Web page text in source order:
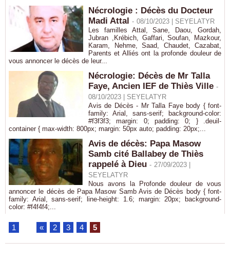
Nécrologie : Décès du Docteur
Madi Attal - 08/10/2023 | SEYELATYR
Les familles Attal, Sane, Daou, Gordah,
Jubran ,Krébich, Gaffari, Soufan, Mazkour,
Karam, Nehme, Saad, Chaudet, Cazabat,
Parents et Alliés ont la profonde douleur de
vous annoncer le décès de leur...
Nécrologie: Décès de Mr Talla
Faye, Ancien IEF de Thiès Ville -
08/10/2023 | SEYELATYR
Avis de Décès - Mr Talla Faye body { font-
family: Arial, sans-serif; background-color:
#f3f3f3; margin: 0; padding: 0; } .deuil-
container { max-width: 800px; margin: 50px auto; padding: 20px;...
Avis de décès: Papa Masow
Samb cité Ballabey de Thiès
rappelé à Dieu - 27/09/2023 |
SEYELATYR
Nous avons la Profonde douleur de vous
annoncer le décès de Papa Masow Samb Avis de Décès body { font-
family: Arial, sans-serif; line-height: 1.6; margin: 20px; background-
color: #f4f4f4;...
1 « 2 3 4 5